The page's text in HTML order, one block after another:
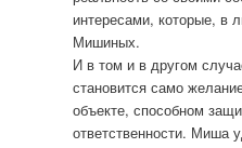
интересами, которые, в
Мишиных.
И в том и в другом
становится само
объекте, способном
ответственности. Миша